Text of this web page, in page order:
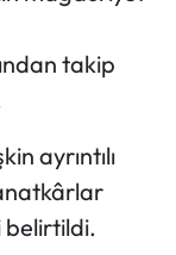
takip
ayrıntılı
belirtildi.